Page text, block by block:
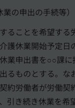
の申出の手続等）
ることを希望する
護休業開始予定日
業申出書を○○課に
るものとする。な
約労働者が労働契
引き続き休業を希